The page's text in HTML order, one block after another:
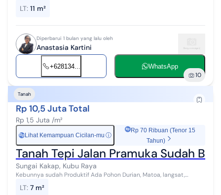
Masuk Mobil #285030
LT: 11 m²
Diperbarui 1 bulan yang lalu oleh
Anastasia Kartini
+628134... WhatsApp
10
Tanah
Rp 10,5 Juta Total
Rp 1,5 Juta /m²
Rp Lihat Kemampuan Cicilan-mu ⓘ
Rp 70 Ribuan (Tenor 15
Tahun)
Tanah Tepi Jalan Pramuka Sudah
Sungai Kakap, Kubu Raya
Kebunnya sudah Produktif Ada Pohon Durian, Matoa, langsat,
Mudah di Jangkau krn had...
LT: 7 m²